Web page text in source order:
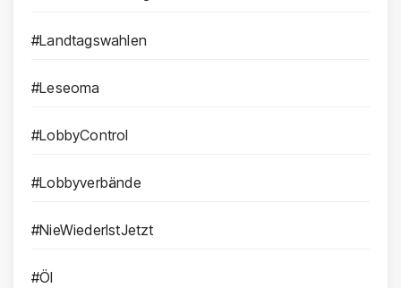
#Landtagswahlen
#Leseoma
#LobbyControl
#Lobbyverbände
#NieWiederIstJetzt
#Öl